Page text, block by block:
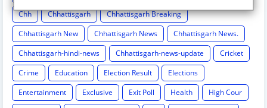
Chh
Chhattisgarh
Chhattisgarh Breaking
Chhattisgarh New
Chhattisgarh News
Chhattisgarh News.
Chhattisgarh-hindi-news
Chhattisgarh-news-update
Cricket
Crime
Education Election Result
Elections
Entertainment
Exclusive Exit Poll Health
High Cour